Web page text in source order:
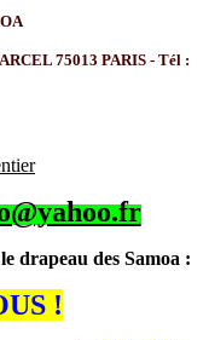
75013 PARIS - Tél :
drapeau des Samoa :
!